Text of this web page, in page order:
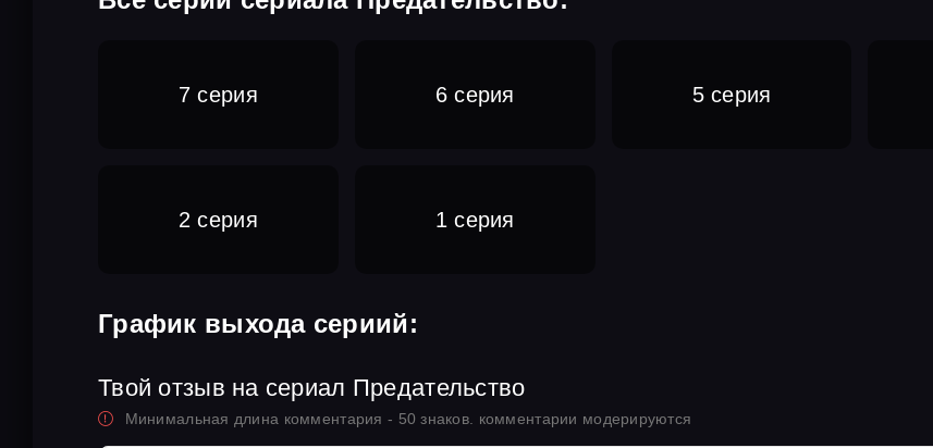
7 серия 6 серия 5 серия
2 серия 1 серия
График выхода сериий:
Твой отзыв на сериал Предательство
Минимальная длина комментария - 50 знаков. комментарии модерируются